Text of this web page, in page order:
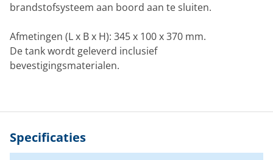
brandstofsysteem aan boord aan te sluiten.
Afmetingen (L x B x H): 345 x 100 x 370 mm.
De tank wordt geleverd inclusief
bevestigingsmaterialen.
Specificaties